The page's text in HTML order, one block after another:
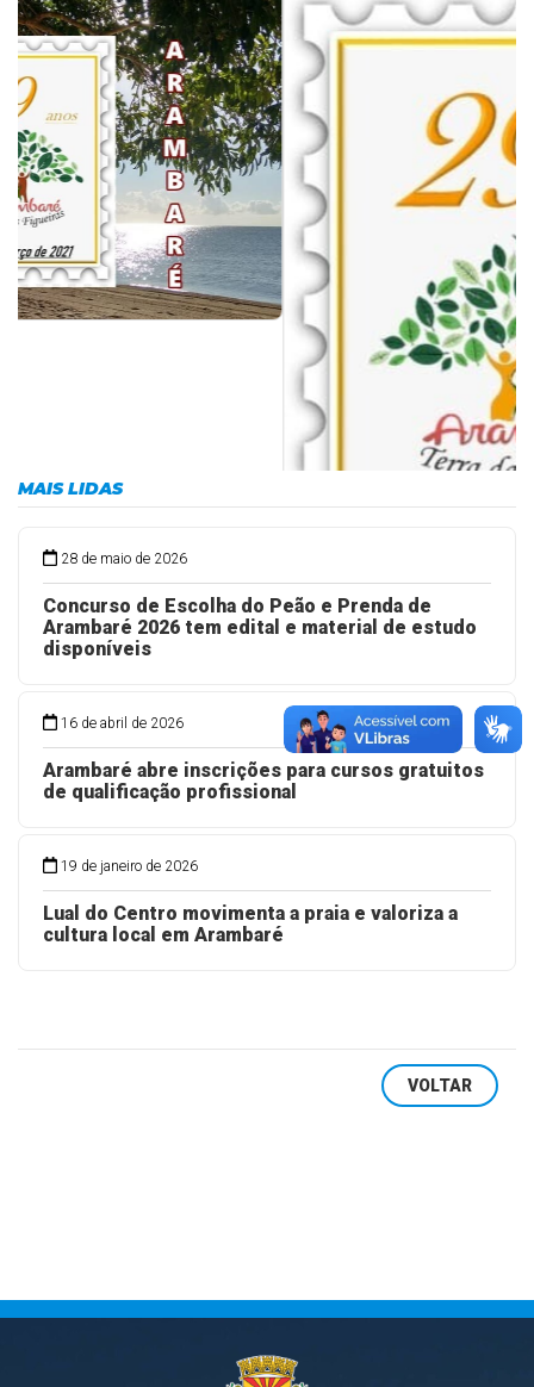
MAIS LIDAS
28 de maio de 2026
Concurso de Escolha do Peão e Prenda de
Arambaré 2026 tem edital e material de estudo
16 de abril de 2026
Arambaré abre inscrições para cursos gratuitos
Lual do Centro movimenta a praia e valoriza a